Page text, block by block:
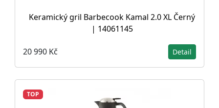
Keramický gril Barbecook Kamal 2.0 XL Černý
| 14061145
20 990 Kč Detail
TOP